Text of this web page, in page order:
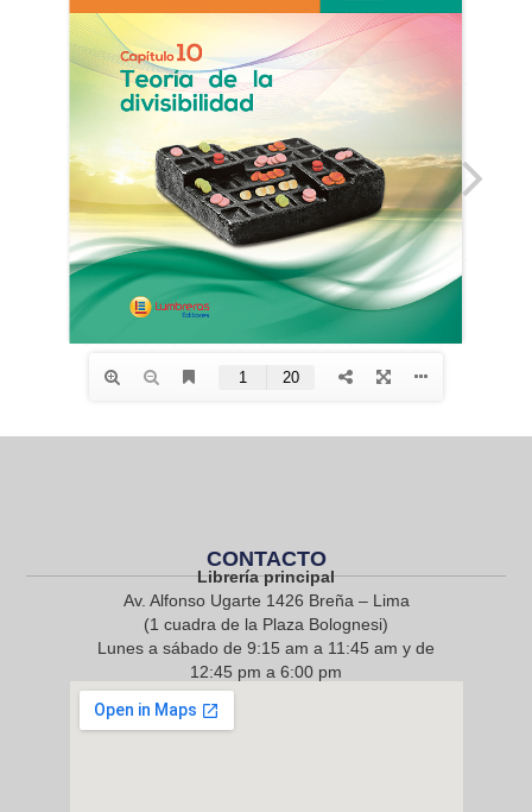
CONTACTO
Librería principal
Av. Alfonso Ugarte 1426 Breña – Lima
(1 cuadra de la Plaza Bolognesi)
Lunes a sábado de 9:15 am a 11:45 am y de
12:45 pm a 6:00 pm
968 217 912